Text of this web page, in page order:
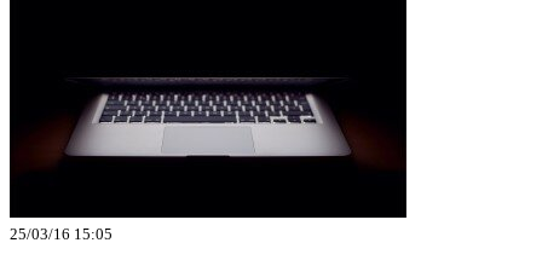
25/03/16 15:05